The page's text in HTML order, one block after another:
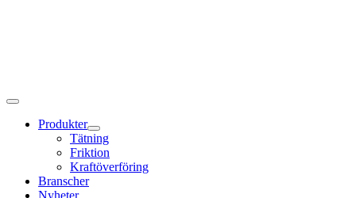
Produkter
Tätning
Friktion
Kraftöverföring
Branscher
Nyheter